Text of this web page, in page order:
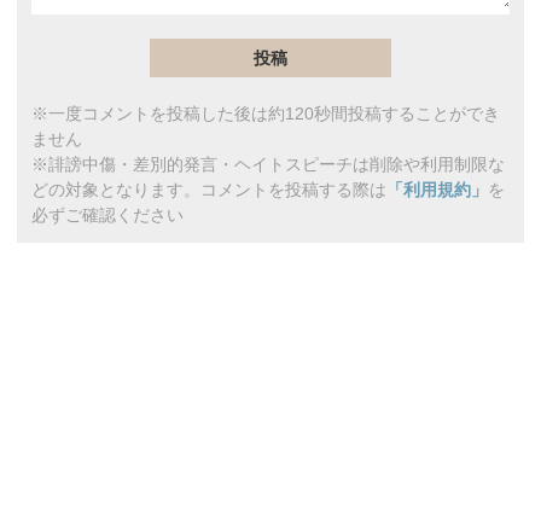
※一度コメントを投稿した後は約120秒間投稿することができ
ません
※誹謗中傷・差別的発言・ヘイトスピーチは削除や利用制限な
どの対象となります。コメントを投稿する際は 「利用規約」 を
必ずご確認ください